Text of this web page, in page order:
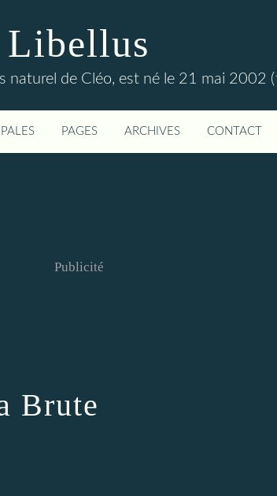
Libellus
naturel de Cléo, est né le 21 mai 2002
PAGES ARCHIVES CONTACT
Publicité
Brute